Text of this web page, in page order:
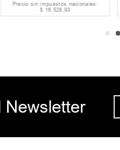
Precio sin impuestos nacionales:
$ 16.528,93
Newsletter